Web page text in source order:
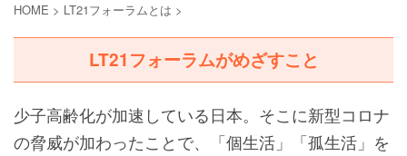
HOME > LT21フォーラムとは >
LT21フォーラムがめざすこと
少子高齢化が加速している日本。そこに新型コロナ
の脅威が加わったことで、「個生活」「孤生活」を